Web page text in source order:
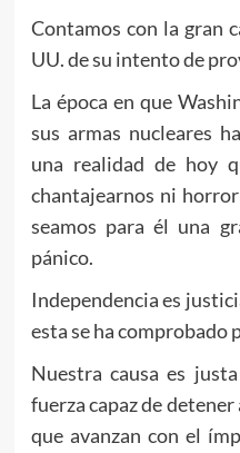
Contamos con la gran
UU. de su intento de
La época en que
sus armas nucleares
una realidad de hoy
chantajearnos ni
seamos para él una
pánico.
Independencia es
esta se ha comprobado
Nuestra causa es
fuerza capaz de
que avanzan con el